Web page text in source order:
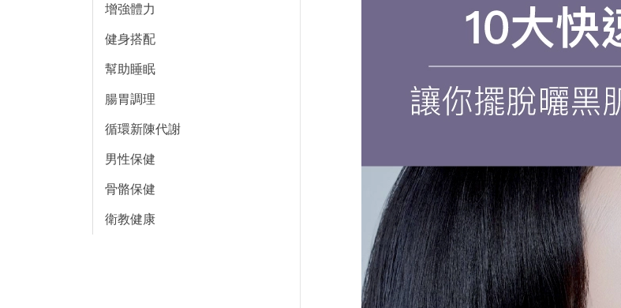
增強體力
健身搭配
幫助睡眠
腸胃調理
循環新陳代謝
男性保健
骨骼保健
衛教健康